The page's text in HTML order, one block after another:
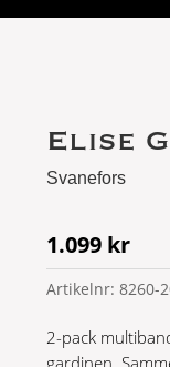
Elise
Svanefors
1.099 kr
Artikelnr: 8260-
2-pack